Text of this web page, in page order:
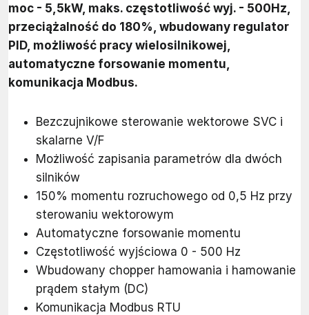
moc - 5,5kW, maks. częstotliwość wyj. - 500Hz,
przeciążalność do 180%, wbudowany regulator
PID, możliwość pracy wielosilnikowej,
automatyczne forsowanie momentu,
komunikacja Modbus.
Bezczujnikowe sterowanie wektorowe SVC i
skalarne V/F
Możliwość zapisania parametrów dla dwóch
silników
150% momentu rozruchowego od 0,5 Hz przy
sterowaniu wektorowym
Automatyczne forsowanie momentu
Częstotliwość wyjściowa 0 - 500 Hz
Wbudowany chopper hamowania i hamowanie
prądem stałym (DC)
Komunikacja Modbus RTU